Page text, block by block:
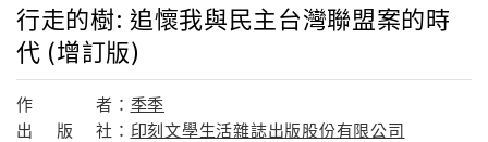
行走的樹: 追懷我與民主台灣聯盟案的時
代 (增訂版)
作 者： 季季
出
版 社： 印刻文學生活雜誌出版股份有限公司